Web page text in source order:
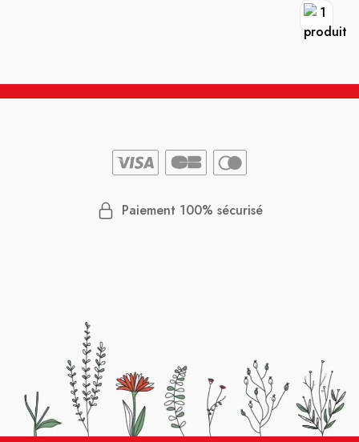
Paiement 100% sécurisé